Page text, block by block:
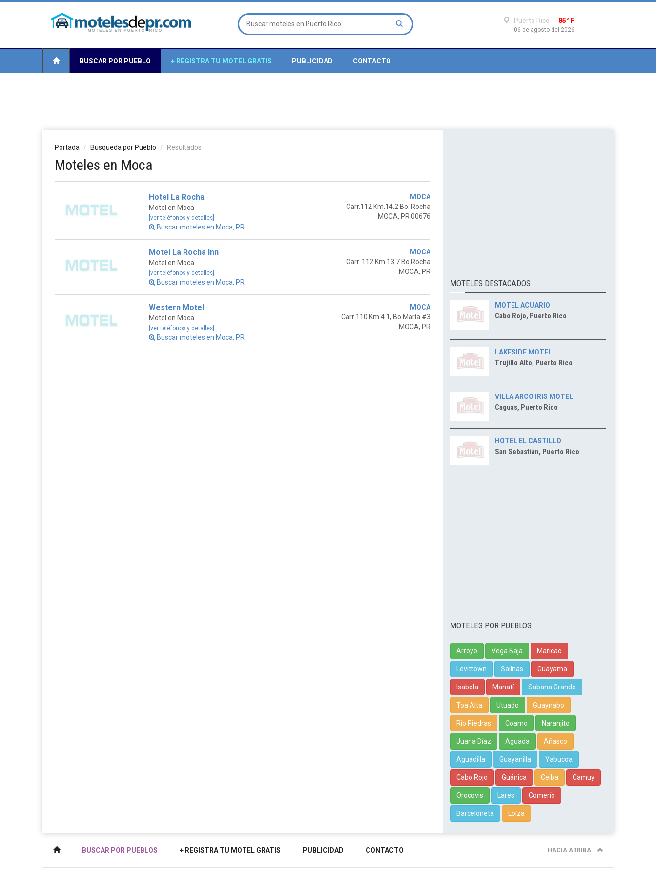
Puerto Rico 85° F
06 de agosto del 2026
BUSCAR POR PUEBLO + REGISTRA TU MOTEL GRATIS PUBLICIDAD CONTACTO
Portada Busqueda por Pueblo Resultados
Moteles en Moca
Hotel La Rocha
Motel en Moca
[ver teléfonos y detalles]
Buscar moteles en Moca, PR
MOCA
Carr.112 Km.14.2 Bo. Rocha
MOCA, PR 00676
Motel La Rocha Inn
Motel en Moca
[ver teléfonos y detalles]
Buscar moteles en Moca, PR
MOCA
Carr. 112 Km 13.7 Bo Rocha
MOCA, PR
Western Motel
Motel en Moca
[ver teléfonos y detalles]
Buscar moteles en Moca, PR
MOCA
Carr 110 Km 4.1, Bo María #3
MOCA, PR
MOTELES DESTACADOS
MOTEL ACUARIO
Cabo Rojo, Puerto Rico
LAKESIDE MOTEL
Trujillo Alto, Puerto Rico
VILLA ARCO IRIS MOTEL
Caguas, Puerto Rico
HOTEL EL CASTILLO
San Sebastián, Puerto Rico
MOTELES POR PUEBLOS
Arroyo Vega Baja Maricao
Levittown Salinas Guayama
Isabela Manatí Sabana Grande
Toa Alta Utuado Guaynabo
Rio Piedras Coamo Naranjito
Juana Díaz Aguada Añasco
Aguadilla Guayanilla Yabucoa
Cabo Rojo Guánica Ceiba Camuy
Orocovis Lares Comerío
Barceloneta Loíza
BUSCAR POR PUEBLOS + REGISTRA TU MOTEL GRATIS PUBLICIDAD CONTACTO HACIA ARRIBA